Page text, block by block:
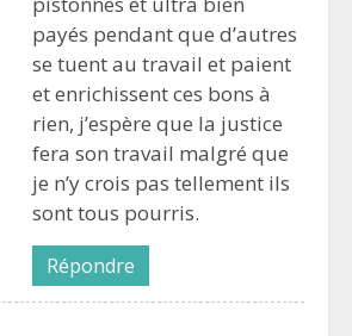
payés pendant que d’autres
se tuent au travail et paient
et enrichissent ces bons à
rien, j’espère que la justice
fera son travail malgré que
je n’y crois pas tellement ils
sont tous pourris.
Répondre